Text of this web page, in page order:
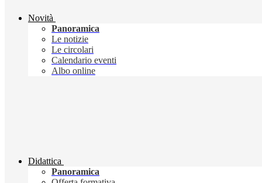
Novità
Panoramica
Le notizie
Le circolari
Calendario eventi
Albo online
Didattica
Panoramica